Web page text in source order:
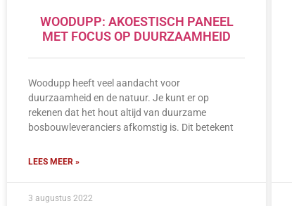
WOODUPP: AKOESTISCH PANEEL
MET FOCUS OP DUURZAAMHEID
Woodupp heeft veel aandacht voor
duurzaamheid en de natuur. Je kunt er op
rekenen dat het hout altijd van duurzame
bosbouwleveranciers afkomstig is. Dit betekent
LEES MEER »
3 augustus 2022